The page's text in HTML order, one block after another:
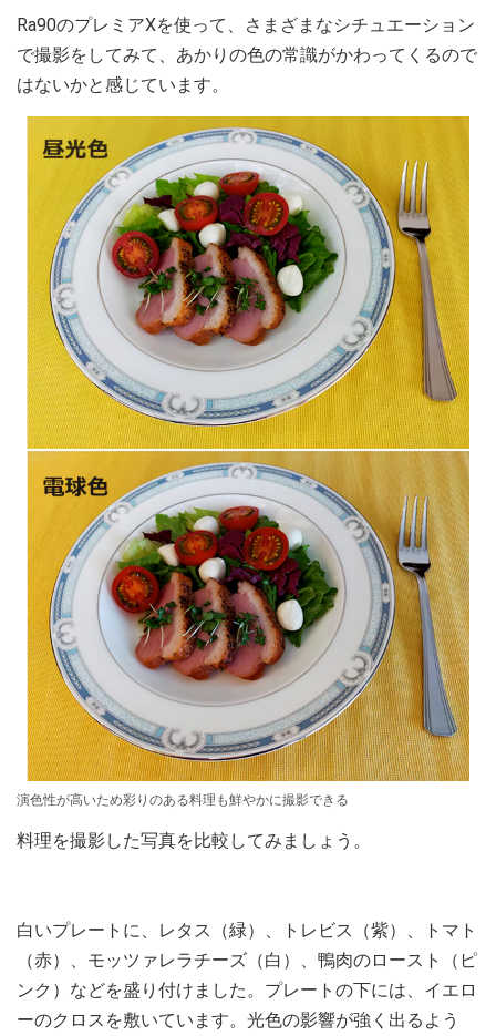
Ra90のプレミアXを使って、さまざまなシチュエーション
で撮影をしてみて、あかりの色の常識がかわってくるので
はないかと感じています。
演色性が高いため彩りのある料理も鮮やかに撮影できる
料理を撮影した写真を比較してみましょう。
白いプレートに、レタス（緑）、トレビス（紫）、トマト
（赤）、モッツァレラチーズ（白）、鴨肉のロースト（ピ
ンク）などを盛り付けました。プレートの下には、イエロ
ーのクロスを敷いています。光色の影響が強く出るよう